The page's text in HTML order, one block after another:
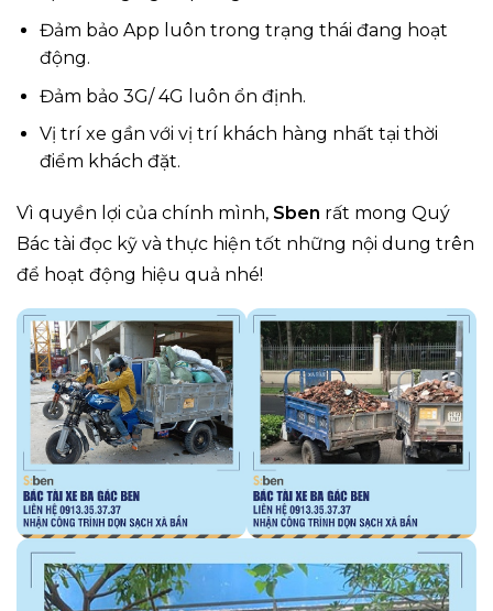
Đảm bảo App luôn trong trạng thái đang hoạt
động.
Đảm bảo 3G/ 4G luôn ổn định.
Vị trí xe gần với vị trí khách hàng nhất tại thời
điểm khách đặt.
Vì quyền lợi của chính mình, Sben rất mong Quý
Bác tài đọc kỹ và thực hiện tốt những nội dung trên
để hoạt động hiệu quả nhé!